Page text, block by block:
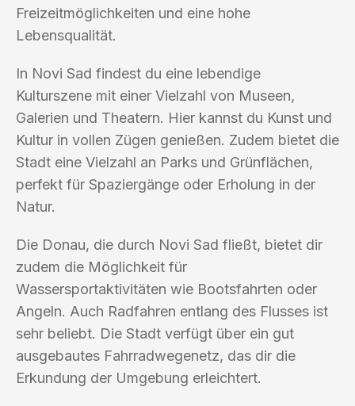
Freizeitmöglichkeiten und eine hohe
Lebensqualität.
In Novi Sad findest du eine lebendige
Kulturszene mit einer Vielzahl von Museen,
Galerien und Theatern. Hier kannst du Kunst und
Kultur in vollen Zügen genießen. Zudem bietet die
Stadt eine Vielzahl an Parks und Grünflächen,
perfekt für Spaziergänge oder Erholung in der
Natur.
Die Donau, die durch Novi Sad fließt, bietet dir
zudem die Möglichkeit für
Wassersportaktivitäten wie Bootsfahrten oder
Angeln. Auch Radfahren entlang des Flusses ist
sehr beliebt. Die Stadt verfügt über ein gut
ausgebautes Fahrradwegenetz, das dir die
Erkundung der Umgebung erleichtert.